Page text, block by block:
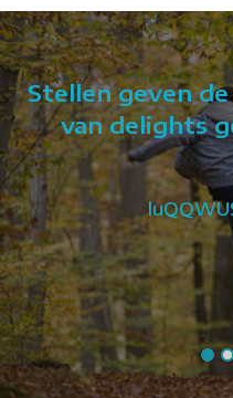
Stellen geven
van delights